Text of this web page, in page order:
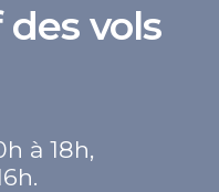
vols
à 18h,